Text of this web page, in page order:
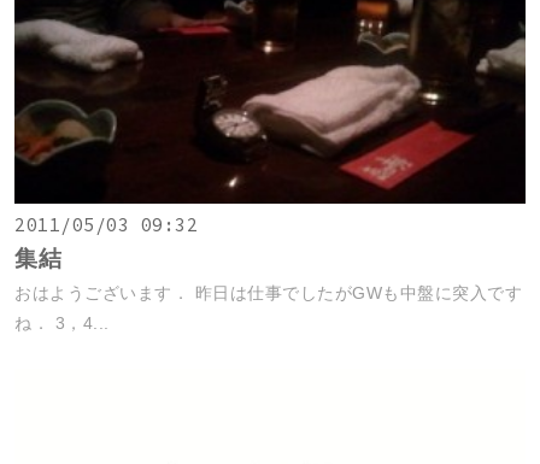
2011/05/03 09:32
集結
おはようございます． 昨日は仕事でしたがGWも中盤に突入です
ね． 3，4...